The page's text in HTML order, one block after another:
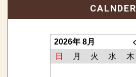
CALNDER
2026年 8月
日
月 火 水 木